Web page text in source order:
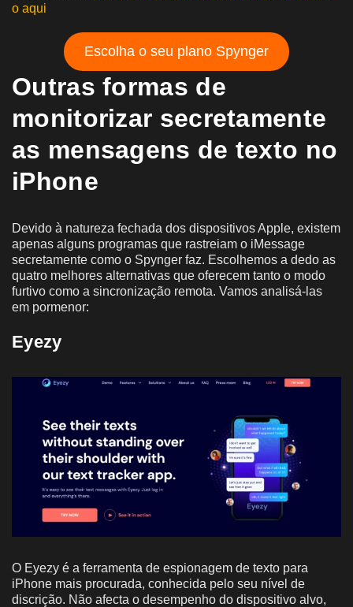
o aqui
Escolha o seu plano Spynger
Outras formas de
monitorizar secretamente
as mensagens de texto no
iPhone
Devido à natureza fechada dos dispositivos Apple, existem
apenas alguns programas que rastreiam o iMessage
secretamente como o Spynger faz. Escolhemos a dedo as
quatro melhores alternativas que oferecem tanto o modo
furtivo como a sincronização remota. Vamos analisá-las
em pormenor:
Eyezy
O Eyezy é a ferramenta de espionagem de texto para
iPhone mais procurada, conhecida pelo seu nível de
discrição. Não afecta o desempenho do dispositivo alvo,